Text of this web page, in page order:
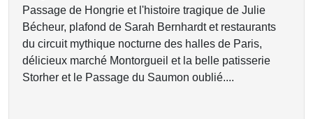
Passage de Hongrie et l'histoire tragique de Julie
Bécheur, plafond de Sarah Bernhardt et restaurants
du circuit mythique nocturne des halles de Paris,
délicieux marché Montorgueil et la belle patisserie
Storher et le Passage du Saumon oublié....